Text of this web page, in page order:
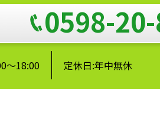
0598-
～18:00 定休日:年中無休